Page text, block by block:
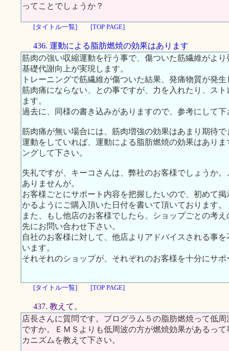
ってことでしょうか？
[タイトル一覧] [TOP PAGE]
436. 運動による脂肪燃焼の効果はあります
筋肉の強い収縮運動を行う事で、傷ついた筋繊維がよ
基礎代謝向上が実現します。
トレーニングで筋繊維が傷ついた結果、発痛物質が発
筋肉痛にならない、との事ですが、力を入れたり、ス
ます。
過去に、同様の書き込みがありますので、参考にして下
筋肉痛が無い場合には、筋肉増強の効果はあまり期待
運動をしていれば、運動による脂肪燃焼の効果はあり
ングして下さい。
失礼ですが、キーコさんは、弊社のお客様でしょうか
ありませんが。
お客様ごとにサポート内容を把握したいので、初めて
かるようにご購入頂いた日付を書いて頂いております。
また、もし他店のお客様でしたら、ショップごとの考
先にお問い合わせ下さい。
自社のお客様に対して、他店よりアドバイスされる事
います。
それそれのショップが、それぞれのお客様を十分にサ
[タイトル一覧] [TOP PAGE]
437. 教えて。
店長さんに質問です。プログラム５の脂肪燃焼って低
ですか。ＥＭＳよりも低周波の方が燃焼効果があるっ
カニズムを教えて下さい。